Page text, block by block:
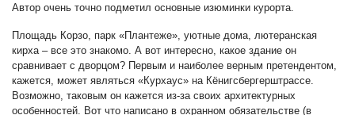
Автор очень точно подметил основные изюминки курорта.
Площадь Корзо, парк «Плантеже», уютные дома, лютеранская
кирха – все это знакомо. А вот интересно, какое здание он
сравнивает с дворцом? Первым и наиболее верным претендентом,
кажется, может являться «Курхаус» на Кёнигсбергерштрассе.
Возможно, таковым он кажется из-за своих архитектурных
особенностей. Вот что написано в охранном обязательстве (в